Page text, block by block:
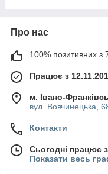
Про нас
100% позитивних з
Працює з
м. Івано-
вул. Вовчинецька,
Контакти
Сьогодні працює
Показати весь